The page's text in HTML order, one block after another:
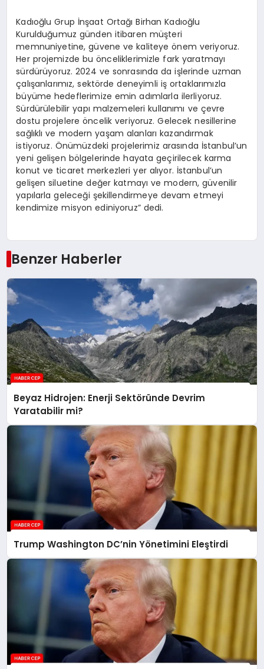
Kadıoğlu Grup İnşaat Ortağı Birhan Kadıoğlu
Kurulduğumuz günden itibaren müşteri
memnuniyetine, güvene ve kaliteye önem veriyoruz.
Her projemizde bu önceliklerimizle fark yaratmayı
sürdürüyoruz. 2024 ve sonrasında da işlerinde uzman
çalışanlarımız, sektörde deneyimli iş ortaklarımızla
büyüme hedeflerimize emin adımlarla ilerliyoruz.
Sürdürülebilir yapı malzemeleri kullanımı ve çevre
dostu projelere öncelik veriyoruz. Gelecek nesillerine
sağlıklı ve modern yaşam alanları kazandırmak
istiyoruz. Önümüzdeki projelerimiz arasında İstanbul’un
yeni gelişen bölgelerinde hayata geçirilecek karma
konut ve ticaret merkezleri yer alıyor. İstanbul’un
gelişen siluetine değer katmayı ve modern, güvenilir
yapılarla geleceği şekillendirmeye devam etmeyi
kendimize misyon ediniyoruz” dedi.
Benzer Haberler
Beyaz Hidrojen: Enerji Sektöründe Devrim
Yaratabilir mi?
Trump Washington DC’nin Yönetimini Eleştirdi